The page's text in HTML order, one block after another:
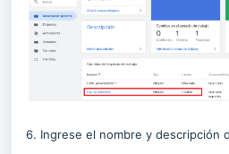
6. Ingrese el nombre y descripción